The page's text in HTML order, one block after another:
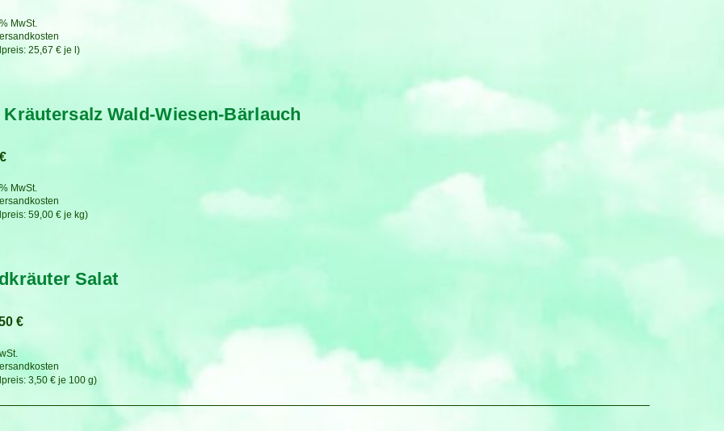
25,67 € je l
MwSt.
Wald-Wiesen-Bärlauch
€
59,00 € je kg
MwSt.
Salat
€
3,50 € je 100 g